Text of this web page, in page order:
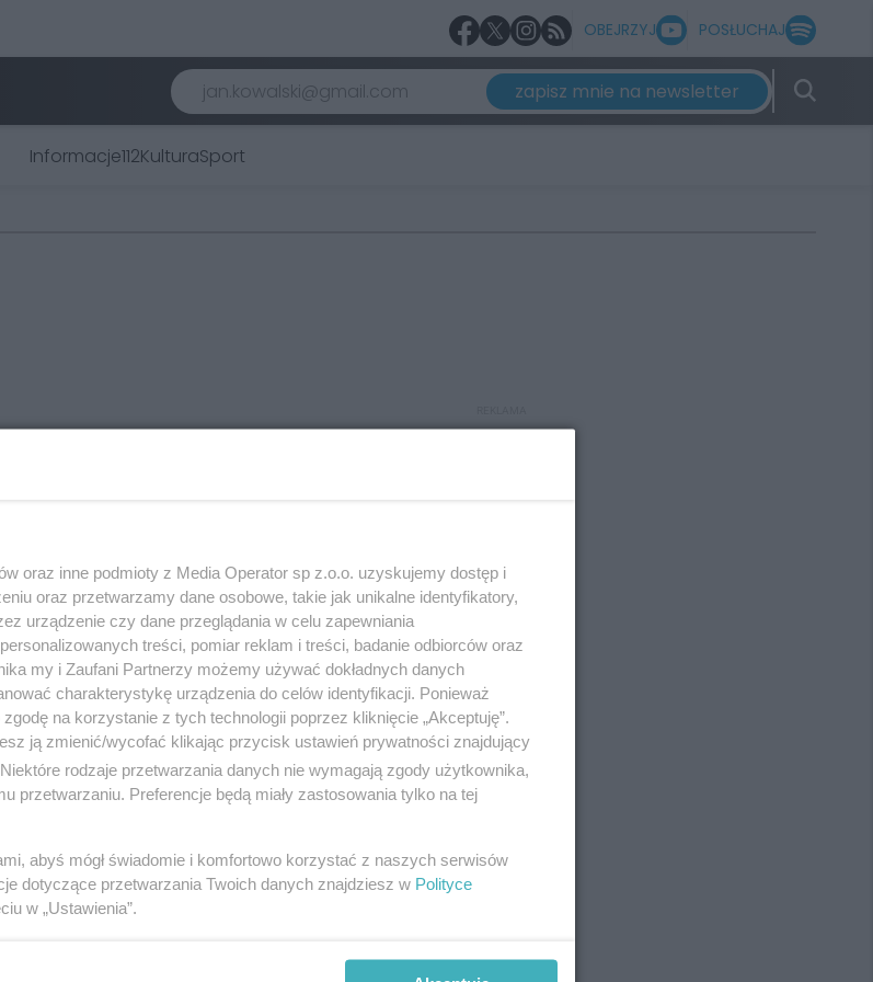
OBEJRZYJ POSŁUCHAJ
zapisz mnie na newsletter
Informacje112KulturaSport
REKLAMA
oraz inne podmioty z Media Operator sp z.o.o. uzyskujemy dostęp i
oraz przetwarzamy dane osobowe, takie jak unikalne identyfikatory,
urządzenie czy dane przeglądania w celu zapewniania
treści, pomiar reklam i treści, badanie odbiorców oraz
my i Zaufani Partnerzy możemy używać dokładnych danych
charakterystykę urządzenia do celów identyfikacji. Ponieważ
na korzystanie z tych technologii poprzez kliknięcie „Akceptuję”.
ją zmienić/wycofać klikając przycisk ustawień prywatności znajdujący
rodzaje przetwarzania danych nie wymagają zgody użytkownika,
przetwarzaniu. Preferencje będą miały zastosowania tylko na tej
abyś mógł świadomie i komfortowo korzystać z naszych serwisów
dotyczące przetwarzania Twoich danych znajdziesz w Polityce
w „Ustawienia”.